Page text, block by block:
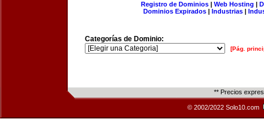
Registro de Dominios| Web Hosting |
Dominios Expirados | Industrias |
Categorías de Dominio:
[Pág.
** Precios
© 2002/2022 Solo10.com